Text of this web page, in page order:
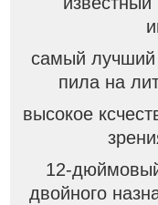
самый лучший
пила на
высокое
12-
двойного